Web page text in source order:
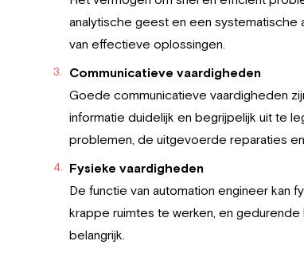
analytische geest en een systematische
van effectieve oplossingen.
Communicatieve vaardigheden
Goede communicatieve vaardigheden
informatie duidelijk en begrijpelijk uit te
problemen, de uitgevoerde reparaties
Fysieke vaardigheden
De functie van automation engineer kan
krappe ruimtes te werken, en
belangrijk.